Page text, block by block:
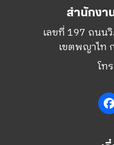
สำนักงา
เลขที่ 197 ถนน
เขตพญาไท
โท